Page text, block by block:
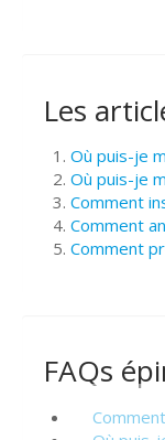
Les
Où puis-je
Où puis-je
Comment
Comment
Comment
FAQs